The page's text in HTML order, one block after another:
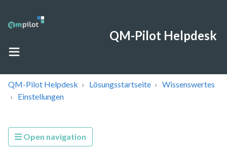
QM-Pilot Helpdesk
QM-Pilot Helpdesk Lösungsstartseite
Wissenswertes
Einstellungen
Open navigation